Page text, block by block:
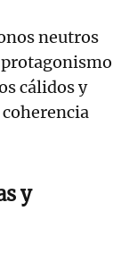
neutros
cálidos y
y